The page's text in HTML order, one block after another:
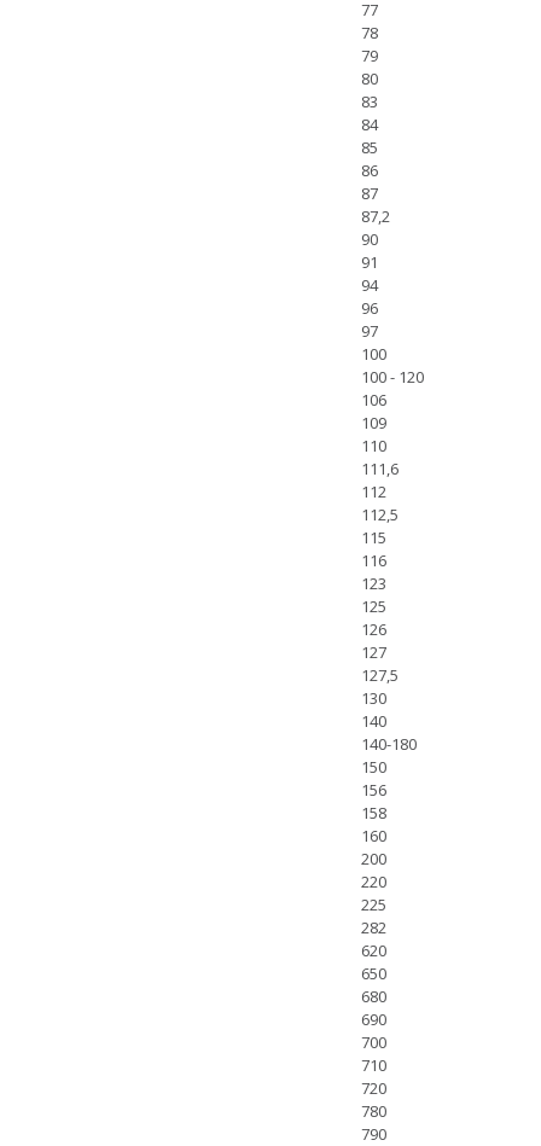
77
78
79
80
83
84
85
86
87
87,2
90
91
94
96
97
100
100 - 120
106
109
110
111,6
112
112,5
115
116
123
125
126
127
127,5
130
140
140-180
150
156
158
160
200
220
225
282
620
650
680
690
700
710
720
780
790